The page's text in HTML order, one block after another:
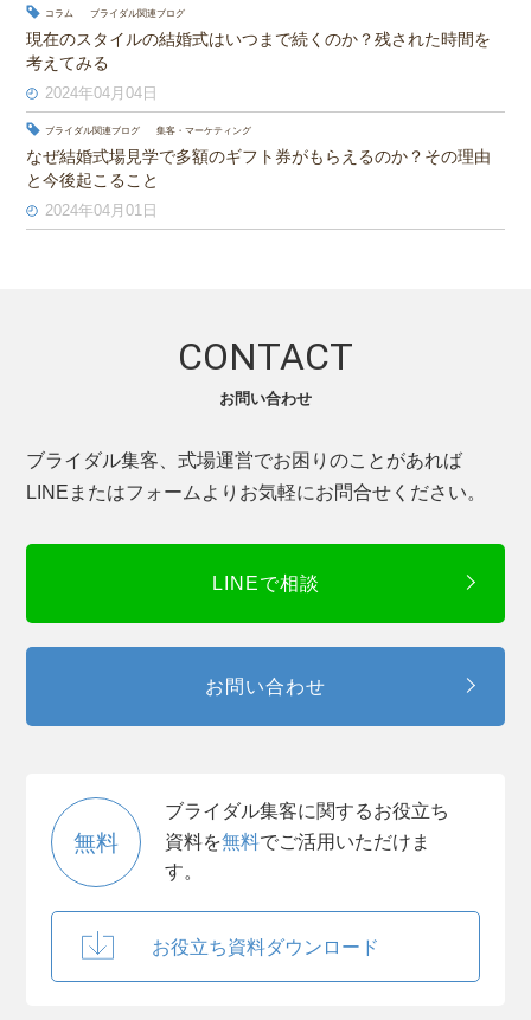
コラム ブライダル関連ブログ
現在のスタイルの結婚式はいつまで続くのか？残された時間を
考えてみる
2024年04月04日
ブライダル関連ブログ 集客・マーケティング
なぜ結婚式場見学で多額のギフト券がもらえるのか？その理由
と今後起こること
2024年04月01日
CONTACT
お問い合わせ
ブライダル集客、式場運営でお困りのことがあれば
LINEまたはフォームよりお気軽にお問合せください。
LINEで相談
お問い合わせ
無料
ブライダル集客に関するお役立ち
資料を無料でご活用いただけま
す。
お役立ち資料ダウンロード